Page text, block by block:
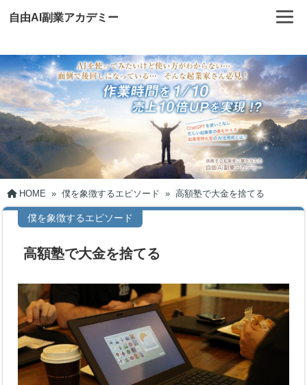
自由AI副業アカデミー
HOME » 僕を象徴するエピソード » 高額塾で大金を捨てる
僕を象徴するエピソード
高額塾で大金を捨てる